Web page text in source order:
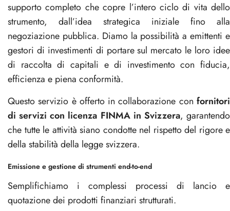
supporto completo che copre l’intero ciclo di vita dello
strumento, dall’idea strategica iniziale fino alla
negoziazione pubblica. Diamo la possibilità a emittenti e
gestori di investimenti di portare sul mercato le loro idee
di raccolta di capitali e di investimento con fiducia,
efficienza e piena conformità.
Questo servizio è offerto in collaborazione con fornitori
di servizi con licenza FINMA in Svizzera, garantendo
che tutte le attività siano condotte nel rispetto del rigore e
della stabilità della legge svizzera.
Emissione e gestione di strumenti end-to-end
Semplifichiamo i complessi processi di lancio e
quotazione dei prodotti finanziari strutturati.